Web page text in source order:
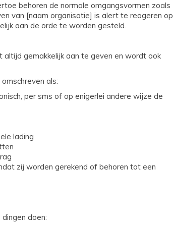
behoren de normale omgangsvormen zoals
van [naam organisatie] is alert te reageren op
aan de orde te worden gesteld.
gemakkelijk aan te geven en wordt ook
als:
per sms of op enigerlei andere wijze de
lading
zij worden gerekend of behoren tot een
doen: